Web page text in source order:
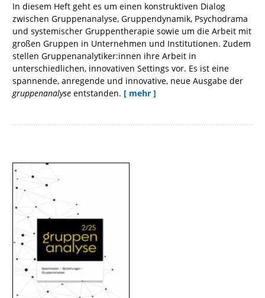
In diesem Heft geht es um einen konstruktiven Dialog
zwischen Gruppenanalyse, Gruppendynamik, Psychodrama
und systemischer Gruppentherapie sowie um die Arbeit mit
großen Gruppen in Unternehmen und Institutionen. Zudem
stellen Gruppenanalytiker:innen ihre Arbeit in
unterschiedlichen, innovativen Settings vor. Es ist eine
spannende, anregende und innovative, neue Ausgabe der
gruppenanalyse entstanden. [ mehr ]